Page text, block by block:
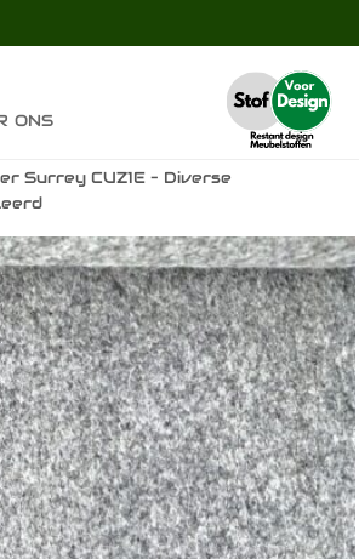
ONS
Surrey CUZ1E – Diverse
Toevoegen
aan
verlanglijst